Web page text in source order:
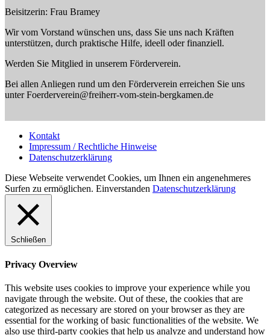
Beisitzerin: Frau Bramey
Wir vom Vorstand wünschen uns, dass Sie uns nach Kräften
unterstützen, durch praktische Hilfe, ideell oder finanziell.
Werden Sie Mitglied in unserem Förderverein.
Bei allen Anliegen rund um den Förderverein erreichen Sie uns
unter Foerderverein@freiherr-vom-stein-bergkamen.de
Kontakt
Impressum / Rechtliche Hinweise
Datenschutzerklärung
Diese Webseite verwendet Cookies, um Ihnen ein angenehmeres
Surfen zu ermöglichen. Einverstanden Datenschutzerklärung
Schließen
Privacy Overview
This website uses cookies to improve your experience while you
navigate through the website. Out of these, the cookies that are
categorized as necessary are stored on your browser as they are
essential for the working of basic functionalities of the website. We
also use third-party cookies that help us analyze and understand how